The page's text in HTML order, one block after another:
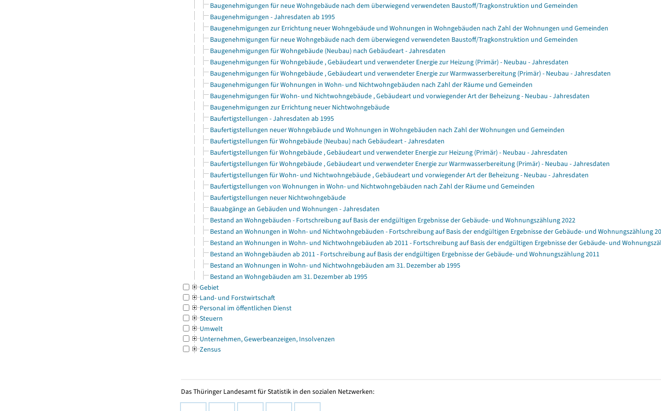
Baugenehmigungen für neue Wohngebäude nach dem überwiegend verwendeten Baustoff/Tragkonstruktion und Gemeinden
Baugenehmigungen - Jahresdaten ab 1995
Baugenehmigungen zur Errichtung neuer Wohngebäude und Wohnungen in Wohngebäuden nach Zahl der Wohnungen und Gemeinden
Baugenehmigungen für neue Wohngebäude nach dem überwiegend verwendeten Baustoff/Tragkonstruktion und Gemeinden
Baugenehmigungen für Wohngebäude (Neubau) nach Gebäudeart - Jahresdaten
Baugenehmigungen für Wohngebäude , Gebäudeart und verwendeter Energie zur Heizung (Primär) - Neubau - Jahresdaten
Baugenehmigungen für Wohngebäude , Gebäudeart und verwendeter Energie zur Warmwasserbereitung (Primär) - Neubau - Jahresdaten
Baugenehmigungen für Wohnungen in Wohn- und Nichtwohngebäuden nach Zahl der Räume und Gemeinden
Baugenehmigungen für Wohn- und Nichtwohngebäude , Gebäudeart und vorwiegender Art der Beheizung - Neubau - Jahresdaten
Baugenehmigungen zur Errichtung neuer Nichtwohngebäude
Baufertigstellungen - Jahresdaten ab 1995
Baufertigstellungen neuer Wohngebäude und Wohnungen in Wohngebäuden nach Zahl der Wohnungen und Gemeinden
Baufertigstellungen für Wohngebäude (Neubau) nach Gebäudeart - Jahresdaten
Baufertigstellungen für Wohngebäude , Gebäudeart und verwendeter Energie zur Heizung (Primär) - Neubau - Jahresdaten
Baufertigstellungen für Wohngebäude , Gebäudeart und verwendeter Energie zur Warmwasserbereitung (Primär) - Neubau - Jahresdaten
Baufertigstellungen für Wohn- und Nichtwohngebäude , Gebäudeart und vorwiegender Art der Beheizung - Neubau - Jahresdaten
Baufertigstellungen von Wohnungen in Wohn- und Nichtwohngebäuden nach Zahl der Räume und Gemeinden
Baufertigstellungen neuer Nichtwohngebäude
Bauabgänge an Gebäuden und Wohnungen - Jahresdaten
Bestand an Wohngebäuden - Fortschreibung auf Basis der endgültigen Ergebnisse der Gebäude- und Wohnungszählung 2022
Bestand an Wohnungen in Wohn- und Nichtwohngebäuden - Fortschreibung auf Basis der endgültigen Ergebnisse der Gebäude- und Wohnungszählung
Bestand an Wohnungen in Wohn- und Nichtwohngebäuden ab 2011 - Fortschreibung auf Basis der endgültigen Ergebnisse der Gebäude- und
Bestand an Wohngebäuden ab 2011 - Fortschreibung auf Basis der endgültigen Ergebnisse der Gebäude- und Wohnungszählung 2011
Bestand an Wohnungen in Wohn- und Nichtwohngebäuden am 31. Dezember ab 1995
Bestand an Wohngebäuden am 31. Dezember ab 1995
Gebiet
Land- und Forstwirtschaft
Personal im öffentlichen Dienst
Steuern
Umwelt
Unternehmen, Gewerbeanzeigen, Insolvenzen
Zensus
Das Thüringer Landesamt für Statistik in den sozialen Netzwerken: